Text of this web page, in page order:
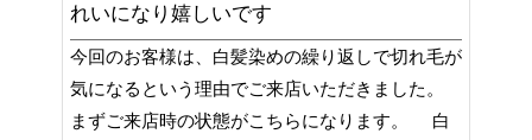
れいになり嬉しいです
今回のお客様は、白髪染めの繰り返しで切れ毛が
気になるという理由でご来店いただきました。
まずご来店時の状態がこちらになります。 白